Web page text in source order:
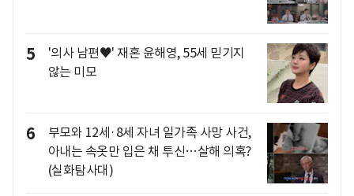
5
'의사 남편♥' 재혼 윤해영, 55세 믿기지
않는 미모
6
부모와 12세·8세 자녀 일가족 사망 사건,
아내는 속옷만 입은 채 투신…살해 의혹?
(실화탐사대)